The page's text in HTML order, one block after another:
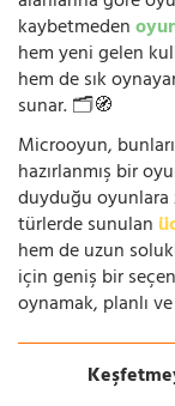
kaybetmeden
hem yeni gelen
hem de sık
sunar. 🗂️🧭
Microoyun,
hazırlanmış bir
duyduğu oyunlara
türlerde sunulan
hem de uzun
için geniş bir
oynamak, planlı